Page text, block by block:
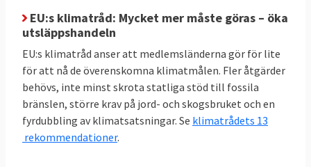
Andelen förnybar energi i EU ska fördubblas
mellan 2020 och 2030 till minst 42,5 procent,
men gärna 45 procent. Sverige har i särklass
den största andelen förnybar energi bland
EU-länderna:66 procent 2023. Inte heller här
finns något specifikt krav på enskilda
medlemsländer utan målet är gemensamt.
EU:s klimatråd: Mycket mer måste göras – öka
utsläppshandeln
EU:s klimatråd anser att medlemsländerna gör för lite
för att nå de överenskomna klimatmålen. Fler åtgärder
behövs, inte minst skrota statliga stöd till fossila
bränslen, större krav på jord- och skogsbruket och en
fyrdubbling av klimatsatsningar. Se klimatrådets 13
rekommendationer.